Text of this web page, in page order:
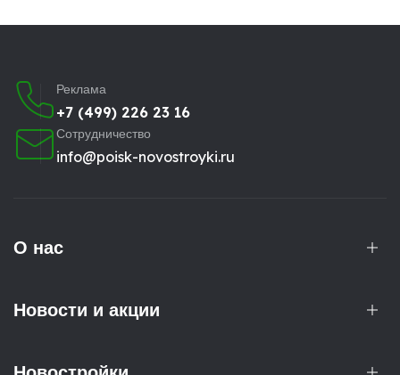
Реклама
+7 (499) 226 23 16
Сотрудничество
info@poisk-novostroyki.ru
О нас
Новости и акции